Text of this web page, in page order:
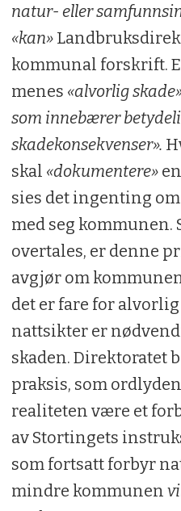
natur- eller
«kan»
kommunal forskrift.
menes «alvorlig
som innebærer
skadekonsekvenser».
skal «dokumentere»
sies det ingenting
med seg
overtales, er denne
avgjør om
det er fare for alvorlig
nattsikter er
skaden. Direktoratet
praksis, som
realiteten være et
av Stortingets
som fortsatt forbyr
mindre kommunen